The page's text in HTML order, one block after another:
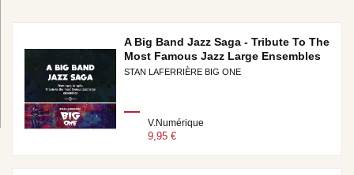
A Big Band Jazz Saga - Tribute To The
Most Famous Jazz Large Ensembles
STAN LAFERRIÈRE BIG ONE
V.Numérique
9,95 €